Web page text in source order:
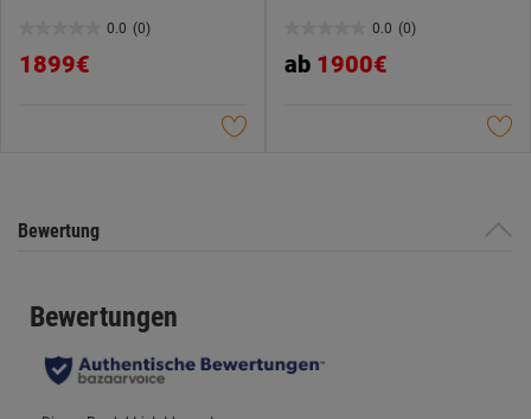
0.0 (0)
von
1899€
0.0 (0)
von
ab 1900€
Bewertung